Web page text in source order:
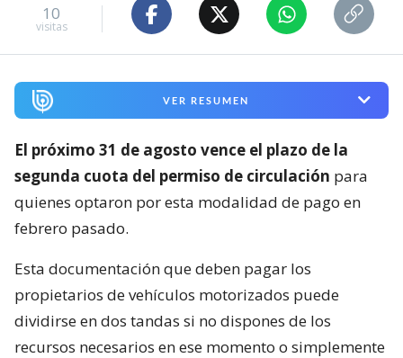
10
visitas
VER RESUMEN
El próximo 31 de agosto vence el plazo de la
segunda cuota del permiso de circulación para
quienes optaron por esta modalidad de pago en
febrero pasado.
Esta documentación que deben pagar los
propietarios de vehículos motorizados puede
dividirse en dos tandas si no dispones de los
recursos necesarios en ese momento o simplemente